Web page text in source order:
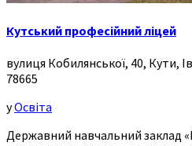
Кутський професійний ліцей
вулиця Кобилянської, 40, Кути,
78665
уОсвіта
Державний навчальний заклад